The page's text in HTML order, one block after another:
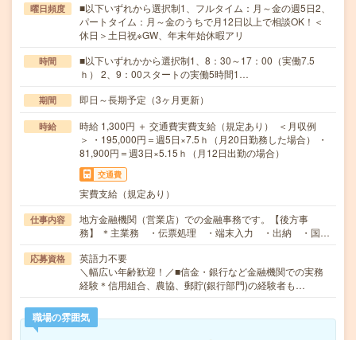
曜日頻度
■以下いずれから選択制1、フルタイム：月～金の週5日2、
パートタイム：月～金のうちで月12日以上で相談OK！＜
休日＞土日祝※GW、年末年始休暇アリ
時間
■以下いずれかから選択制1、8：30～17：00（実働7.5
ｈ） 2、9：00スタートの実働5時間1…
期間 即日～長期予定（3ヶ月更新）
時給
時給 1,300円 ＋ 交通費実費支給（規定あり） ＜月収例
＞ ・195,000円＝週5日×7.5ｈ（月20日勤務した場合） ・
81,900円＝週3日×5.15ｈ（月12日出勤の場合）
交通費
実費支給（規定あり）
仕事内容
地方金融機関（営業店）での金融事務です。【後方事
務】 ＊主業務 ・伝票処理 ・端末入力 ・出納 ・国…
応募資格
英語力不要
＼幅広い年齢歓迎！／■信金・銀行など金融機関での実務
経験＊信用組合、農協、郵貯(銀行部門)の経験者も…
職場の雰囲気